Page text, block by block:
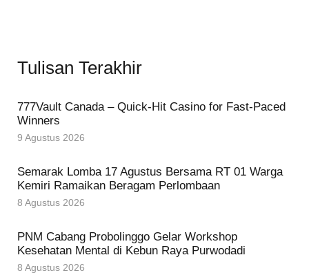
Tulisan Terakhir
777Vault Canada – Quick‑Hit Casino for Fast‑Paced
Winners
9 Agustus 2026
Semarak Lomba 17 Agustus Bersama RT 01 Warga
Kemiri Ramaikan Beragam Perlombaan
8 Agustus 2026
PNM Cabang Probolinggo Gelar Workshop
Kesehatan Mental di Kebun Raya Purwodadi
8 Agustus 2026